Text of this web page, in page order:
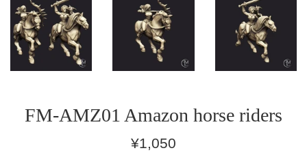
FM-AMZ01 Amazon horse riders
通
¥1,050